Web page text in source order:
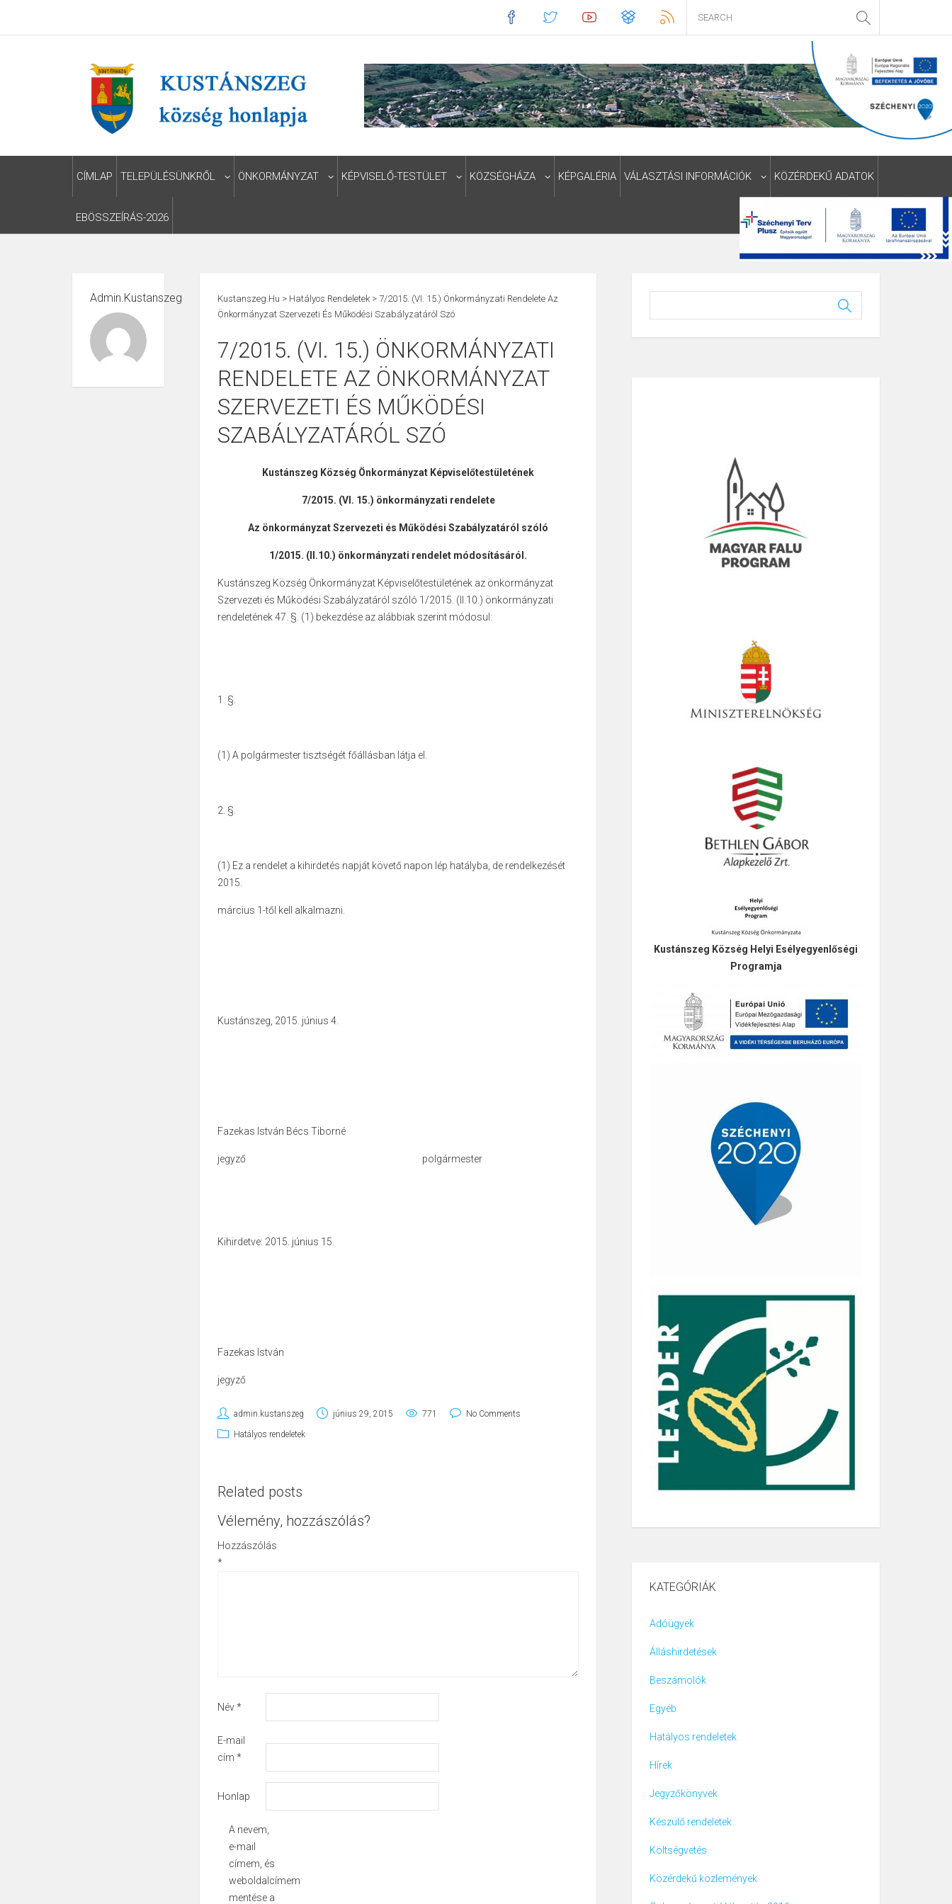
CÍMLAP TELEPÜLÉSÜNKRŐL ÖNKORMÁNYZAT KÉPVISELŐ-TESTÜLET KÖZSÉGHÁZA KÉPGALÉRIA VÁLASZTÁSI INFORMÁCIÓK KÖZÉRDEKŰ ADATOK
EBÖSSZEÍRÁS-2026
Admin.kustanszeg Kustanszeg.hu > Hatályos Rendeletek> 7/2015. (VI. 15.) Önkormányzati Rendelete Az
Önkormányzat Szervezeti És Működési Szabályzatáról Szó
7/2015. (VI. 15.) ÖNKORMÁNYZATI
RENDELETE AZ ÖNKORMÁNYZAT
SZERVEZETI ÉS MŰKÖDÉSI
SZABÁLYZATÁRÓL SZÓ
Kustánszeg Község Önkormányzat Képviselőtestületének
7/2015. (VI. 15.) önkormányzati rendelete
Az önkormányzat Szervezeti és Működési Szabályzatáról szóló
1/2015. (II.10.) önkormányzati rendelet módosításáról.
Kustánszeg Község Önkormányzat Képviselőtestületének az önkormányzat
Szervezeti és Működési Szabályzatáról szóló 1/2015. (II.10.) önkormányzati
rendeletének 47. §. (1) bekezdése az alábbiak szerint módosul:
1. §.
(1) A polgármester tisztségét főállásban látja el.
2. §.
(1) Ez a rendelet a kihirdetés napját követő napon lép hatályba, de rendelkezését
2015.
március 1-től kell alkalmazni.
Kustánszeg, 2015. június 4.
Fazekas István Bécs Tiborné
jegyző polgármester
Kihirdetve: 2015. június 15.
Fazekas István
jegyző
admin.kustanszeg június 29, 2015 771 No Comments
Hatályos rendeletek
Related posts
Vélemény, hozzászólás?
Hozzászólás
*
Név*
E-mail
cím *
Honlap
A nevem,
e-mail
címem, és
weboldalcímem
mentése a
Kustánszeg Község Helyi Esélyegyenlőségi
Programja
KATEGÓRIÁK
Adóügyek
Álláshirdetések
Beszámolók
Egyéb
Hatályos rendeletek
Hírek
Jegyzőkönyvek
Készülő rendeletek
Költségvetés
Közérdekű közlemények